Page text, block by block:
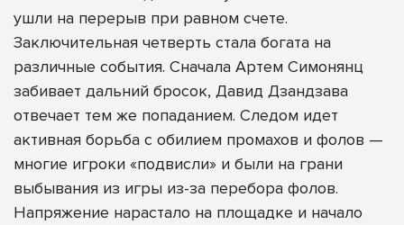
ушли на перерыв при равном счете.
Заключительная четверть стала богата на
различные события. Сначала Артем Симонянц
забивает дальний бросок, Давид Дзандзава
отвечает тем же попаданием. Следом идет
активная борьба с обилием промахов и фолов —
многие игроки «подвисли» и были на грани
выбывания из игры из-за перебора фолов.
Напряжение нарастало на площадке и начало